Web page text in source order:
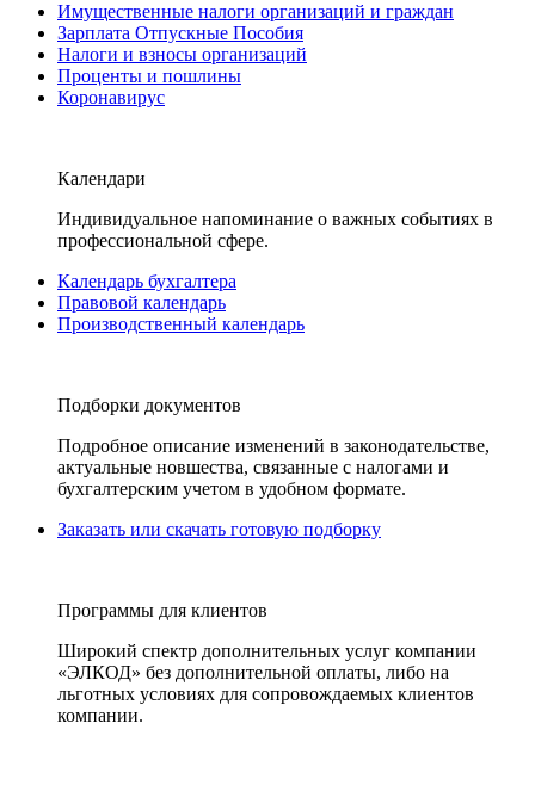
Имущественные налоги организаций и граждан
Зарплата Отпускные Пособия
Налоги и взносы организаций
Проценты и пошлины
Коронавирус
Календари
Индивидуальное напоминание о важных событиях в
профессиональной сфере.
Календарь бухгалтера
Правовой календарь
Производственный календарь
Подборки документов
Подробное описание изменений в законодательстве,
актуальные новшества, связанные с налогами и
бухгалтерским учетом в удобном формате.
Заказать или скачать готовую подборку
Программы для клиентов
Широкий спектр дополнительных услуг компании
«ЭЛКОД» без дополнительной оплаты, либо на
льготных условиях для сопровождаемых клиентов
компании.